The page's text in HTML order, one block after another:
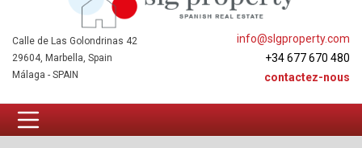
info@slgproperty.com
+34 677 670 480
contactez-nous
Calle de Las Golondrinas 42
29604, Marbella, Spain
Málaga - SPAIN